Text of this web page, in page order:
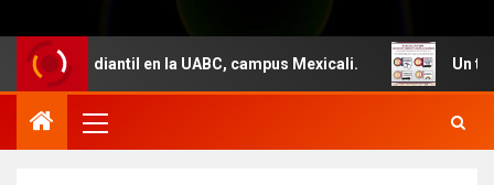
la UABC, campus Mexicali. Un total de 29